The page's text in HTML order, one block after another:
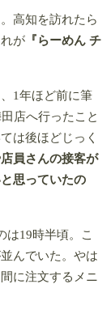
高知を訪れたら
が 『らーめん チ
1年ほど前に筆
店へ行ったこと
は後ほどじっく
員さんの接客が
思っていたの
は19時半頃。こ
んでいた。やは
に注文するメニ